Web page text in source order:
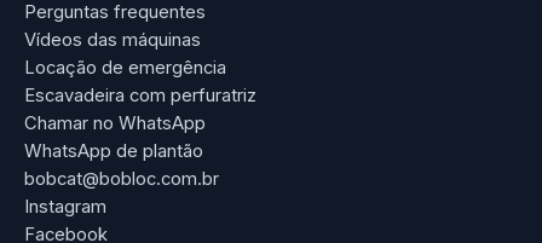
Perguntas frequentes
Vídeos das máquinas
Locação de emergência
Escavadeira com perfuratriz
Chamar no WhatsApp
WhatsApp de plantão
bobcat@bobloc.com.br
Instagram
Facebook